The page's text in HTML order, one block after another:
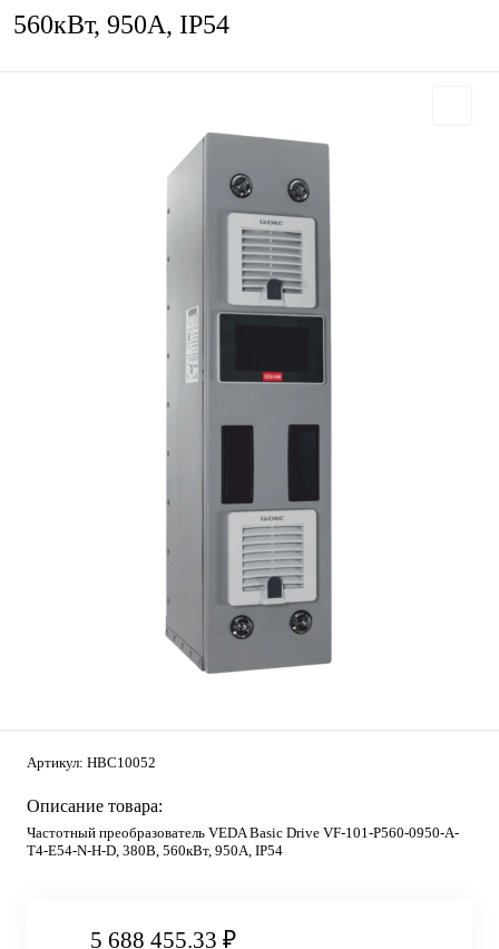
560кВт, 950А, IP54
Артикул: HBC10052
Описание товара:
Частотный преобразователь VEDA Basic Drive VF-101-P560-0950-A-
T4-E54-N-H-D, 380В, 560кВт, 950А, IP54
5 688 455.33 ₽